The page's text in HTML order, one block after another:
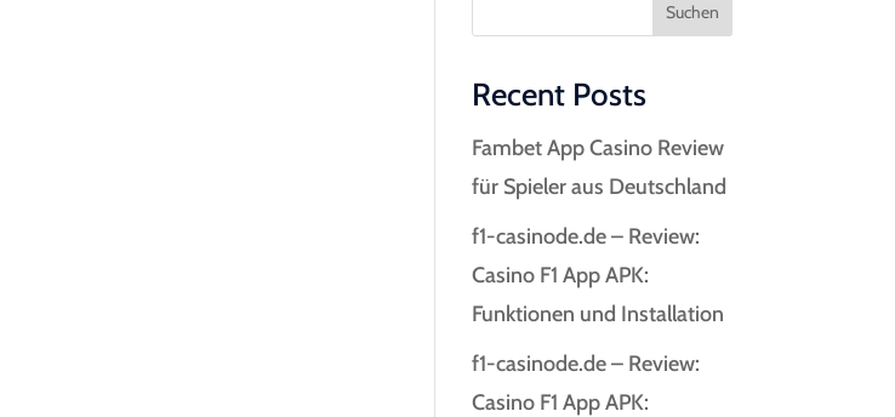
Suchen
Recent Posts
Fambet App Casino Review
für Spieler aus Deutschland
f1-casinode.de – Review:
Casino F1 App APK:
Funktionen und Installation
f1-casinode.de – Review:
Casino F1 App APK: